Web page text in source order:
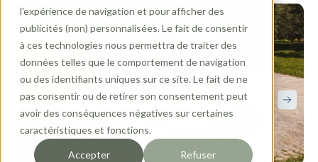
l'expérience de navigation et pour afficher des
publicités (non) personnalisées. Le fait de consentir
à ces technologies nous permettra de traiter des
données telles que le comportement de navigation
ou des identifiants uniques sur ce site. Le fait de ne
pas consentir ou de retirer son consentement peut
avoir des conséquences négatives sur certaines
caractéristiques et fonctions.
Accepter Refuser